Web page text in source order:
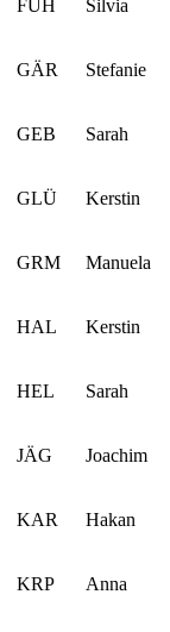
FUH Silvia
GÄR Stefanie
GEB Sarah
GLÜ Kerstin
GRM Manuela
HAL Kerstin
HEL Sarah
JÄG Joachim
KAR Hakan
KRP Anna